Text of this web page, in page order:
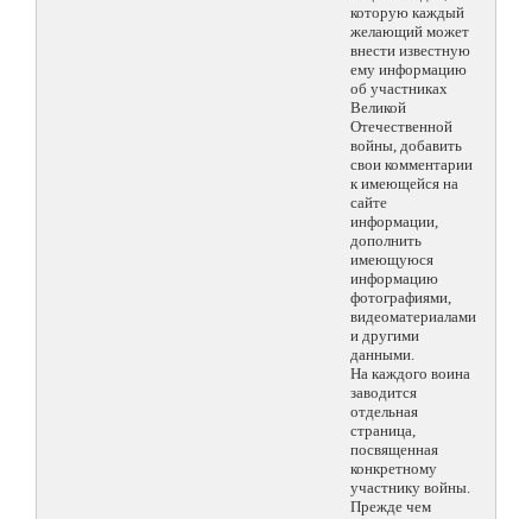
которую каждый
желающий может
внести известную
ему информацию
об участниках
Великой
Отечественной
войны, добавить
свои комментарии
к имеющейся на
сайте
информации,
дополнить
имеющуюся
информацию
фотографиями,
видеоматериалами
и другими
данными.
На каждого воина
заводится
отдельная
страница,
посвященная
конкретному
участнику войны.
Прежде чем